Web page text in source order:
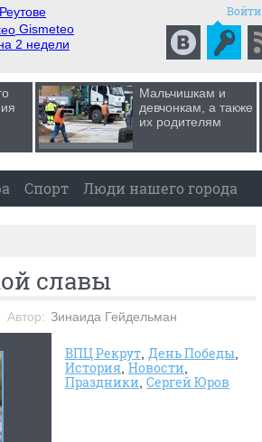
Gismeteo
2 недели
Войти
Мальчишкам и
девчонкам, а также
их родителям
Спорт Люди нашего города
славы
Автор: Зинаида Гейдельман
ВПЦ Рекрут День Победы
История Новости
Праздники Сергей Юров